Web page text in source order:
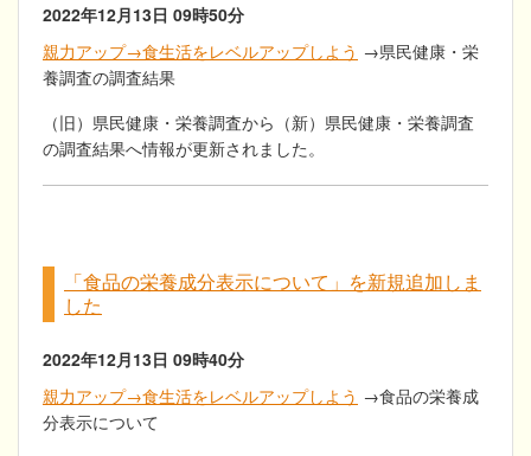
2022年12月13日 09時50分
親力アップ→食生活をレベルアップしよう →県民健康・栄
養調査の調査結果
（旧）県民健康・栄養調査から（新）県民健康・栄養調査
の調査結果へ情報が更新されました。
「食品の栄養成分表示について」を新規追加しま
した
2022年12月13日 09時40分
親力アップ→食生活をレベルアップしよう →食品の栄養成
分表示について